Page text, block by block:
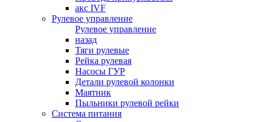
акс IVF
Рулевое управление
Рулевое управление
назад
Тяги рулевые
Рейка рулевая
Насосы ГУР
Детали рулевой колонки
Маятник
Пыльники рулевой рейки
Система питания